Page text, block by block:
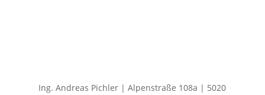
Ing. Andreas Pichler | Alpenstraße 108a | 5020